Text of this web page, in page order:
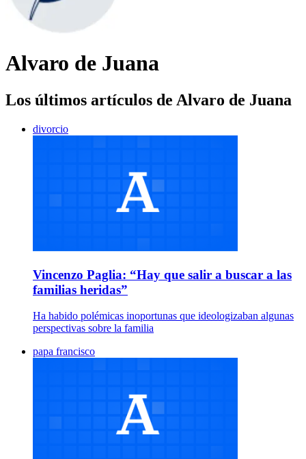
Alvaro de Juana
Los últimos artículos de Alvaro de Juana
divorcio
Vincenzo Paglia: “Hay que salir a buscar a las
familias heridas”
Ha habido polémicas inoportunas que ideologizaban algunas
perspectivas sobre la familia
papa francisco